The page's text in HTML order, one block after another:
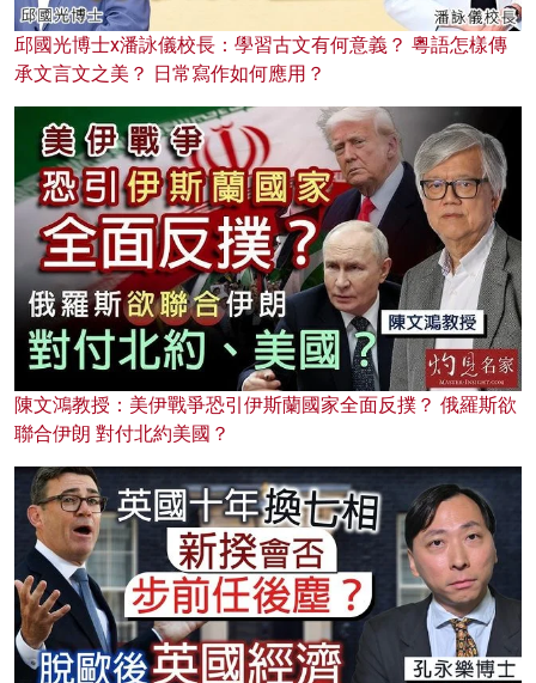
邱國光博士x潘詠儀校長：學習古文有何意義？ 粵語怎樣傳
承文言文之美？ 日常寫作如何應用？
陳文鴻教授：美伊戰爭恐引伊斯蘭國家全面反撲？ 俄羅斯欲
聯合伊朗 對付北約美國？